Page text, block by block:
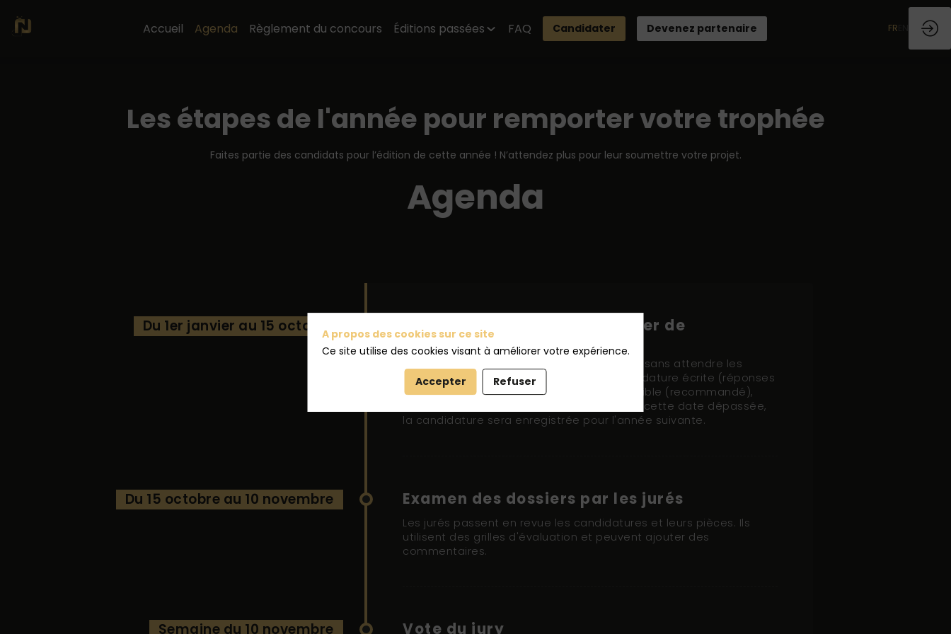
Accueil Agenda Règlement du concours Éditions passées FAQ Candidater Devenez partenaire FR
Les étapes de l'année pour remporter votre trophée
Faites partie des candidats pour l’édition de cette année ! N’attendez plus pour leur soumettre votre projet.
Agenda
Du 1er janvier au 15 octobre Inscription et dépôt du dossier de
candidature
Inscrivez-vous dès le 1er janvier et déposer sans attendre les
éléments de votre candidature : une candidature écrite (réponses
au formulaire), quelques images et, si possible (recommandé),
une vidéo de moins de 10 minutes. Une fois cette date dépassée,
la candidature sera enregistrée pour l'année suivante.
Du 15 octobre au 10 novembre Examen des dossiers par les jurés
Les jurés passent en revue les candidatures et leurs pièces. Ils
utilisent des grilles d'évaluation et peuvent ajouter des
commentaires.
Semaine du 10 novembre Vote du jury
A propos des cookies sur ce site
Ce site utilise des cookies visant à améliorer votre expérience.
Accepter Refuser